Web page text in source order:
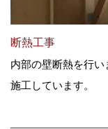
断熱工事
内部の壁断熱を行
施工しています。